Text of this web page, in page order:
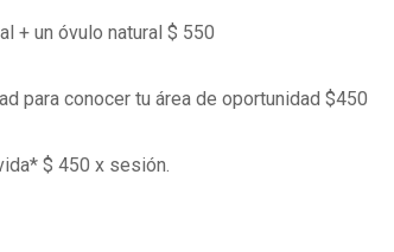
+ un óvulo natural $ 550
para conocer tu área de oportunidad $450
$ 450 x sesión.